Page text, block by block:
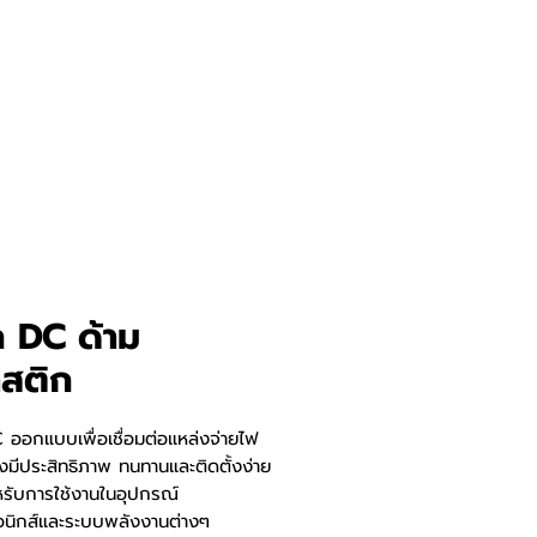
ด้าม
ติก
อกแบบเพื่อเชื่อมต่อแหล่งจ่ายไฟ
มีประสิทธิภาพ ทนทานและติดตั้งง่าย
รับการใช้งานในอุปกรณ์
นิกส์และระบบพลังงานต่างๆ